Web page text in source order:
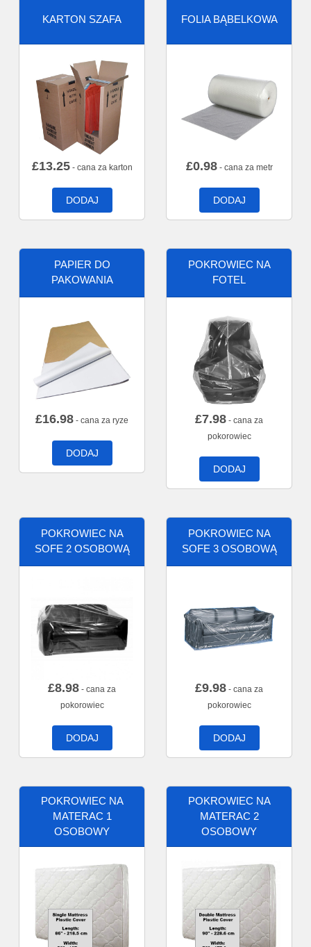
KARTON SZAFA
£13.25- cana za karton
DODAJ
FOLIA BĄBELKOWA
£0.98- cana za metr
DODAJ
PAPIER DO
PAKOWANIA
£16.98 - cana za ryze
DODAJ
POKROWIEC NA
FOTEL
£7.98 - cana za
pokorowiec
DODAJ
POKROWIEC NA
SOFE 2 OSOBOWĄ
£8.98 - cana za
pokorowiec
DODAJ
POKROWIEC NA
SOFE 3 OSOBOWĄ
£9.98 - cana za
pokorowiec
DODAJ
POKROWIEC NA
MATERAC 1
OSOBOWY
POKROWIEC NA
MATERAC 2
OSOBOWY